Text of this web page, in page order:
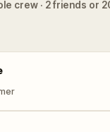
crew · 2 friends or